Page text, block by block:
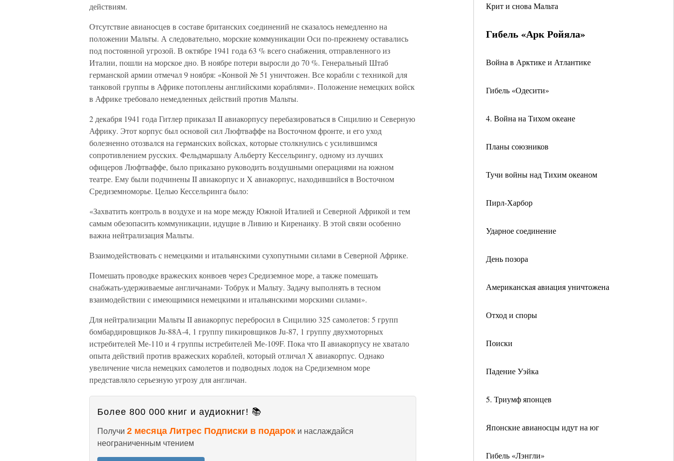
Крит и снова Мальта
Гибель «Арк Ройяла»
Война в Арктике и Атлантике
Гибель «Одесити»
4. Война на Тихом океане
Планы союзников
Тучи войны над Тихим океаном
Пирл-Харбор
Ударное соединение
День позора
Американская авиация уничтожена
Отход и споры
Поиски
Падение Уэйка
5. Триумф японцев
Японские авианосцы идут на юг
Гибель «Лэнгли»
действиям.
Отсутствие авианосцев в составе британских соединений не сказалось немедленно на
положении Мальты. А следовательно, морские коммуникации Оси по-прежнему оставались
под постоянной угрозой. В октябре 1941 года 63 % всего снабжения, отправленного из
Италии, пошли на морское дно. В ноябре потери выросли до 70 %. Генеральный Штаб
германской армии отмечал 9 ноября: «Конвой № 51 уничтожен. Все корабли с техникой для
танковой группы в Африке потоплены английскими кораблями». Положение немецких войск
в Африке требовало немедленных действий против Мальты.
2 декабря 1941 года Гитлер приказал II авиакорпусу перебазироваться в Сицилию и Северную
Африку. Этот корпус был основой сил Люфтваффе на Восточном фронте, и его уход
болезненно отозвался на германских войсках, которые столкнулись с усилившимся
сопротивлением русских. Фельдмаршалу Альберту Кессельрингу, одному из лучших
офицеров Люфтваффе, было приказано руководить воздушными операциями на южном
театре. Ему были подчинены II авиакорпус и Х авиакорпус, находившийся в Восточном
Средиземноморье. Целью Кессельринга было:
«Захватить контроль в воздухе и на море между Южной Италией и Северной Африкой и тем
самым обезопасить коммуникации, идущие в Ливию и Киренаику. В этой связи особенно
важна нейтрализация Мальты.
Взаимодействовать с немецкими и итальянскими сухопутными силами в Северной Африке.
Помешать проводке вражеских конвоев через Средиземное море, а также помешать
снабжать‹удерживаемые англичанами› Тобрук и Мальту. Задачу выполнять в тесном
взаимодействии с имеющимися немецкими и итальянскими морскими силами».
Для нейтрализации Мальты II авиакорпус перебросил в Сицилию 325 самолетов: 5 групп
бомбардировщиков Ju-88А-4, 1 группу пикировщиков Ju-87, 1 группу двухмоторных
истребителей Ме-110 и 4 группы истребителей Ме-109F. Пока что II авиакорпусу не хватало
опыта действий против вражеских кораблей, который отличал Х авиакорпус. Однако
увеличение числа немецких самолетов и подводных лодок на Средиземном море
представляло серьезную угрозу для англичан.
Более 800 000 книг и аудиокниг! 📚
Получи 2 месяца Литрес Подписки в подарок и наслаждайся
неограниченным чтением